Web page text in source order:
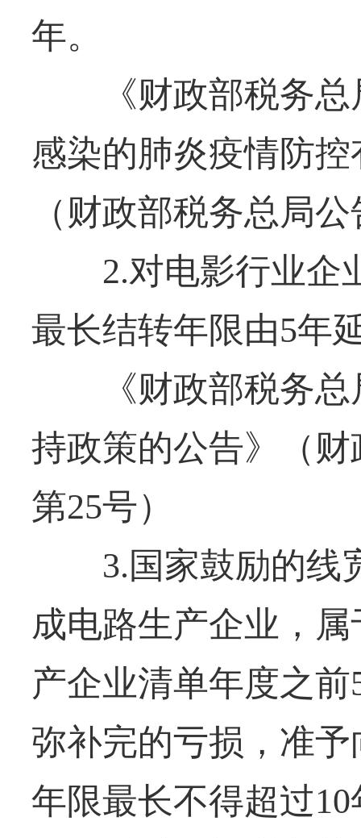
年。
《财政部税务总
感染的肺炎疫情防
（财政部税务总局
2.对电影行业企
最长结转年限由5年
《财政部税务总
持政策的公告》（
第25号）
3.国家鼓励的线
成电路生产企业，
产企业清单年度之
弥补完的亏损，准
年限最长不得超过10